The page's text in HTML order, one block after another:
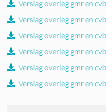
Verslag overleg gmr en
Verslag overleg gmr en
Verslag overleg gmr en
Verslag overleg gmr en
Verslag overleg gmr en
Verslag overleg gmr en